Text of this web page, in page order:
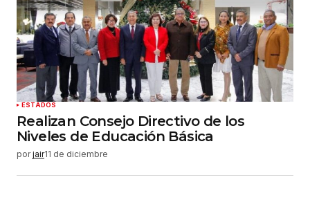
ESTADOS
Realizan Consejo Directivo de los
Niveles de Educación Básica
por jair11 de diciembre